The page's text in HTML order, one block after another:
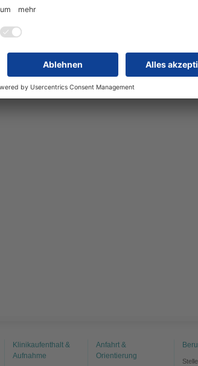
Klinikaufenthalt &
Aufnahme
Anfahrt &
Orientierung